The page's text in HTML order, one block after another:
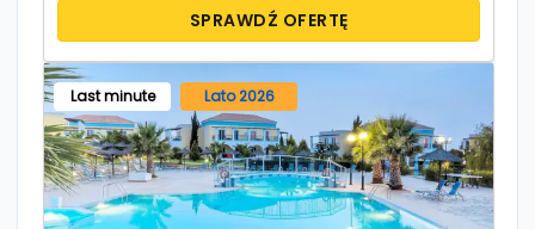
SPRAWDŹ OFERTĘ
Last minute Lato 2026